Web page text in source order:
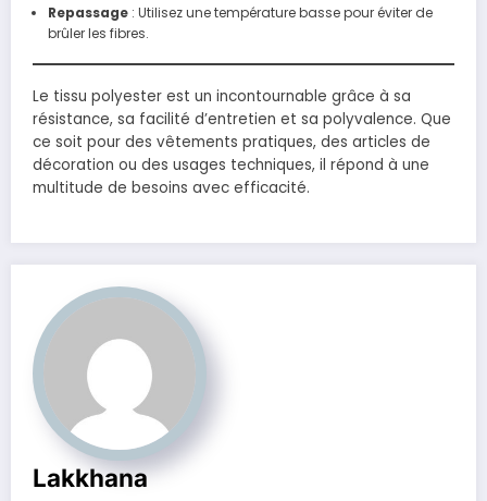
Repassage: Utilisez une température basse pour éviter de
brûler les fibres.
Le tissu polyester est un incontournable grâce à sa
résistance, sa facilité d’entretien et sa polyvalence. Que
ce soit pour des vêtements pratiques, des articles de
décoration ou des usages techniques, il répond à une
multitude de besoins avec efficacité.
Lakkhana